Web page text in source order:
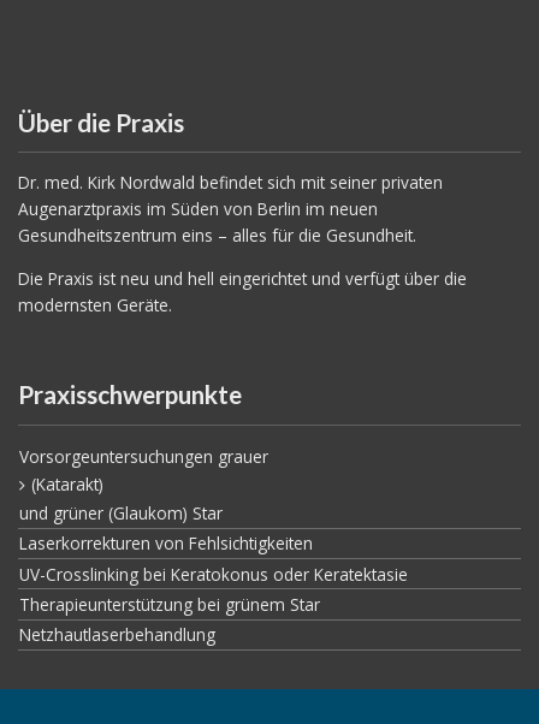
Über die Praxis
Dr. med. Kirk Nordwald befindet sich mit seiner privaten
Augenarztpraxis im Süden von Berlin im neuen
Gesundheitszentrum eins – alles für die Gesundheit.
Die Praxis ist neu und hell eingerichtet und verfügt über die
modernsten Geräte.
Praxisschwerpunkte
Vorsorgeuntersuchungen grauer
(Katarakt)
und grüner (Glaukom) Star
Laserkorrekturen von Fehlsichtigkeiten
UV-Crosslinking bei Keratokonus oder Keratektasie
Therapieunterstützung bei grünem Star
Netzhautlaserbehandlung